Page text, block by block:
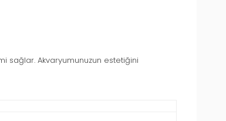
sağlar. Akvaryumunuzun estetiğini